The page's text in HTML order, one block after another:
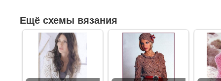
Ещё схемы вязания